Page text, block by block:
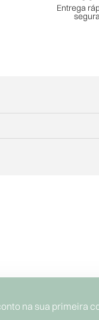
Entrega
segura
na sua primeira